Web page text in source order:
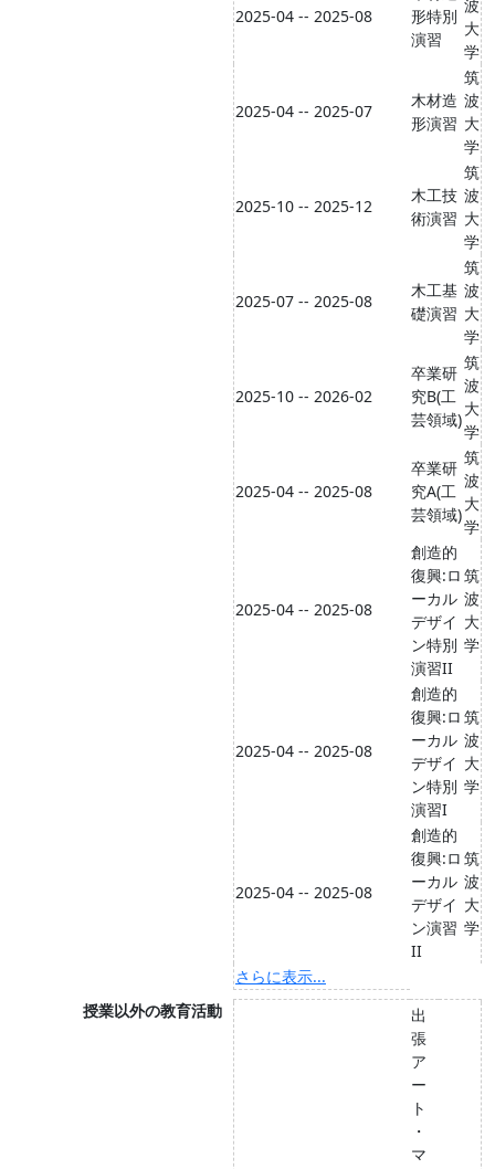
2025-04 -- 2025-08
形特別
演習
波
大
学
2025-04 -- 2025-07
木材造
形演習
筑
波
大
学
2025-10 -- 2025-12
木工技
術演習
筑
波
大
学
2025-07 -- 2025-08
木工基
礎演習
筑
波
大
学
2025-10 -- 2026-02
卒業研
究B(工
芸領域)
筑
波
大
学
2025-04 -- 2025-08
卒業研
究A(工
芸領域)
筑
波
大
学
2025-04 -- 2025-08
創造的
復興:ロ
ーカル
デザイ
ン特別
演習II
筑
波
大
学
2025-04 -- 2025-08
創造的
復興:ロ
ーカル
デザイ
ン特別
演習I
筑
波
大
学
2025-04 -- 2025-08
創造的
復興:ロ
ーカル
デザイ
ン演習
II
筑
波
大
学
さらに表示...
授業以外の教育活動
出
張
ア
ー
ト
・
マ